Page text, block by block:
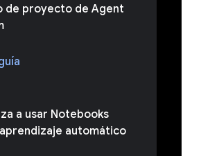
de proyecto de Agent
a usar Notebooks
automático